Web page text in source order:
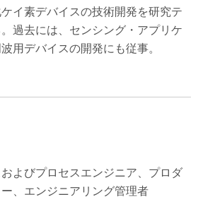
イ素デバイスの技術開発を研究テ
過去には、センシング・アプリケ
用デバイスの開発にも従事。
よびプロセスエンジニア、プロダ
、エンジニアリング管理者